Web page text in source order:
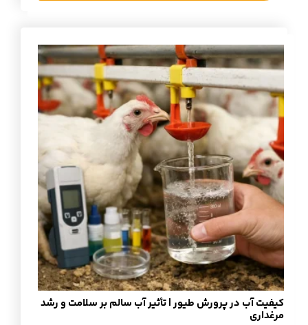
کیفیت آب در پرورش طیور | تأثیر آب سالم بر سلامت و رشد
مرغداری